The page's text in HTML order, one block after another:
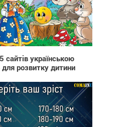
3 036
українською
розвитку дитини